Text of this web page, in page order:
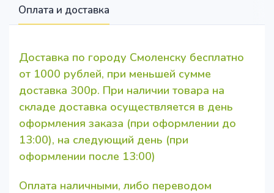
Оплата и доставка
Доставка по городу Смоленску бесплатно
от 1000 рублей, при меньшей сумме
доставка 300р. При наличии товара на
складе доставка осуществляется в день
оформления заказа (при оформлении до
13:00), на следующий день (при
оформлении после 13:00)
Оплата наличными, либо переводом